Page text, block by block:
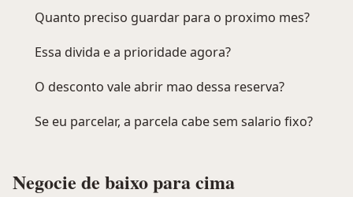
Quanto preciso guardar para o proximo mes?
Essa divida e a prioridade agora?
O desconto vale abrir mao dessa reserva?
Se eu parcelar, a parcela cabe sem salario fixo?
Negocie de baixo para cima